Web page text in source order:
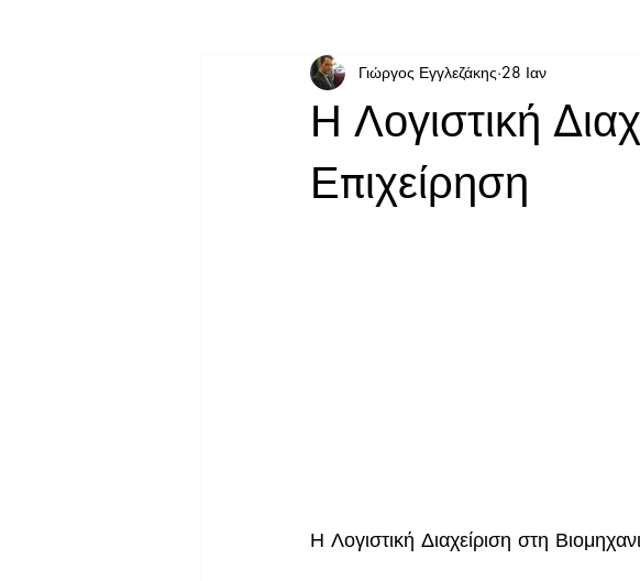
Η Λογιστική
Επιχείρηση
Γιώργος Εγγλεζάκης 28 Ιαν
Η Λογιστική Διαχείριση στη